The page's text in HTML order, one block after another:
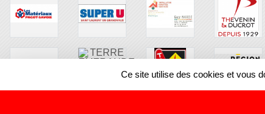
Ce site utilise des cookies et vous